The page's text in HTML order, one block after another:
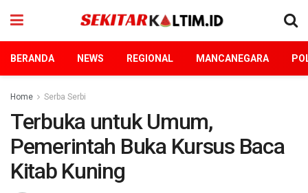
BERANDA NEWS REGIONAL MANCANEGARA
Home Serba Serbi
Terbuka untuk Umum,
Pemerintah Buka Kursus Baca
Kitab Kuning